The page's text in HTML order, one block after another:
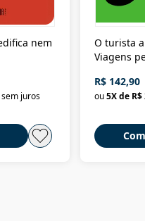
nem
sem juros
O turista
Viagens
até a
até dizer
R$ 142,90
ou5X de R$